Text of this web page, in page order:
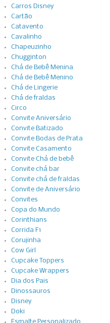
Carros Disney
Cartão
Catavento
Cavalinho
Chapeuzinho
Chugginton
Chá de Bebê Menina
Chá de Bebê Menino
Chá de Lingerie
Chá de fraldas
Circo
Convite Aniversário
Convite Batizado
Convite Bodas de Prata
Convite Casamento
Convite Chá de bebê
Convite chá bar
Convite chá de fraldas
Convite de Aniversário
Convites
Copa do Mundo
Corinthians
Corrida F1
Corujinha
Cow Girl
Cupcake Toppers
Cupcake Wrappers
Dia dos Pais
Dinossauros
Disney
Doki
Esmalte Personalizado